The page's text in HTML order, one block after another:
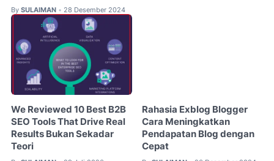
By SULAIMAN • 28 Desember 2024
We Reviewed 10 Best B2B
SEO Tools That Drive Real
Results Bukan Sekadar
Teori
Rahasia Exblog Blogger
Cara Meningkatkan
Pendapatan Blog dengan
Cepat